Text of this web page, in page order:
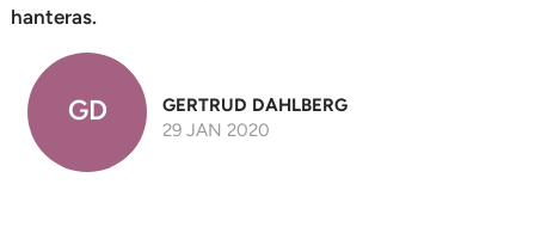
hanteras.
GD
GERTRUD DAHLBERG
29 JAN 2020